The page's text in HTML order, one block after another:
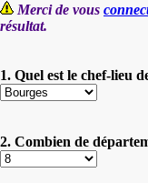
Merci de vous
résultat.
1. Quel est le chef-lieu
2. Combien de